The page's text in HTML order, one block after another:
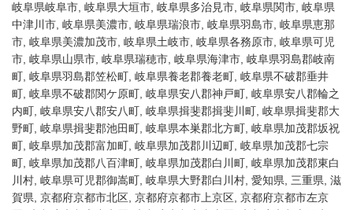
岐阜県岐阜市, 岐阜県大垣市, 岐阜県多治見市, 岐阜県関市, 岐阜県
中津川市, 岐阜県美濃市, 岐阜県瑞浪市, 岐阜県羽島市, 岐阜県恵那
市, 岐阜県美濃加茂市, 岐阜県土岐市, 岐阜県各務原市, 岐阜県可児
市, 岐阜県山県市, 岐阜県瑞穂市, 岐阜県海津市, 岐阜県羽島郡岐南
町, 岐阜県羽島郡笠松町, 岐阜県養老郡養老町, 岐阜県不破郡垂井
町, 岐阜県不破郡関ケ原町, 岐阜県安八郡神戸町, 岐阜県安八郡輪之
内町, 岐阜県安八郡安八町, 岐阜県揖斐郡揖斐川町, 岐阜県揖斐郡大
野町, 岐阜県揖斐郡池田町, 岐阜県本巣郡北方町, 岐阜県加茂郡坂祝
町, 岐阜県加茂郡富加町, 岐阜県加茂郡川辺町, 岐阜県加茂郡七宗
町, 岐阜県加茂郡八百津町, 岐阜県加茂郡白川町, 岐阜県加茂郡東白
川村, 岐阜県可児郡御嵩町, 岐阜県大野郡白川村, 愛知県, 三重県, 滋
賀県, 京都府京都市北区, 京都府京都市上京区, 京都府京都市左京